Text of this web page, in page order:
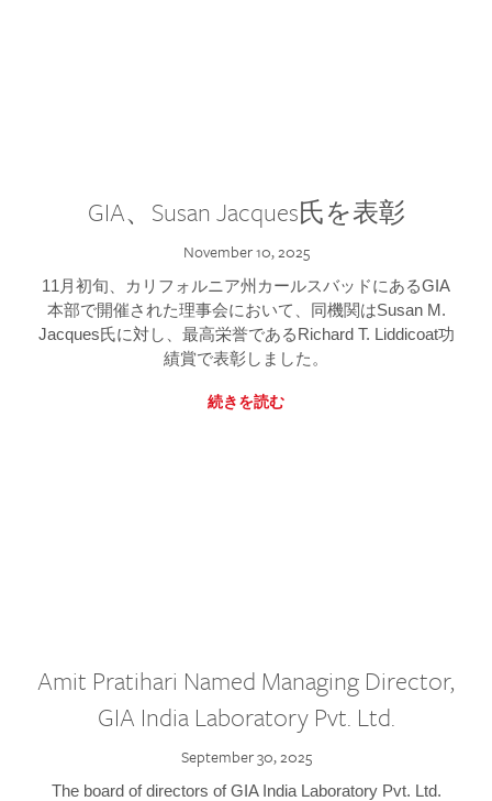
GIA、Susan Jacques氏を表彰
November 10, 2025
11月初旬、カリフォルニア州カールスバッドにあるGIA
本部で開催された理事会において、同機関はSusan M.
Jacques氏に対し、最高栄誉であるRichard T. Liddicoat功
績賞で表彰しました。
続きを読む
Amit Pratihari Named Managing Director,
GIA India Laboratory Pvt. Ltd.
September 30, 2025
The board of directors of GIA India Laboratory Pvt. Ltd.